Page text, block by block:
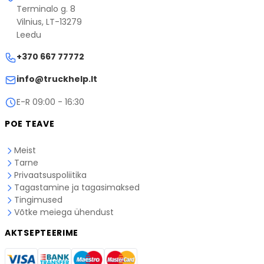
Tarneajad on hinnangulised ja võivad
kullerteenuse töökoormuse tõttu erineda.
vastava kullerteenuse veebilehel.
Kui teil on küsimusi tarne kohta, palun
Terminalo g. 8
Vilnius, LT-13279
Leedu
+370 667 77772
info@truckhelp.lt
E-R 09:00 - 16:30
POE TEAVE
Meist
Tarne
Privaatsuspoliitika
Tagastamine ja tagasimaksed
Tingimused
Võtke meiega ühendust
AKTSEPTEERIME